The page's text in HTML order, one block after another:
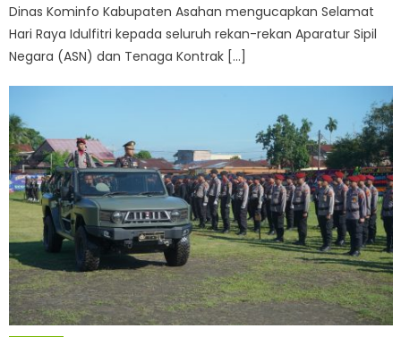
Dinas Kominfo Kabupaten Asahan mengucapkan Selamat
Hari Raya Idulfitri kepada seluruh rekan-rekan Aparatur Sipil
Negara (ASN) dan Tenaga Kontrak […]